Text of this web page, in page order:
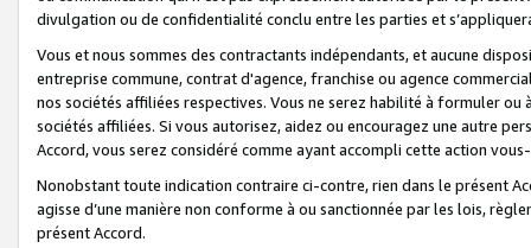
divulgation ou de confidentialité conclu entre les parties et
Vous et nous sommes des contractants indépendants, et aucune
entreprise commune, contrat d'agence, franchise ou agence
nos sociétés affiliées respectives. Vous ne serez habilité à formuler
sociétés affiliées. Si vous autorisez, aidez ou encouragez une autre
Accord, vous serez considéré comme ayant accompli cette action
Nonobstant toute indication contraire ci-contre, rien dans le présent
agisse d’une manière non conforme à ou sanctionnée par les lois,
présent Accord.